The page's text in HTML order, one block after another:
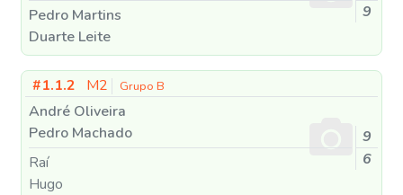
Pedro Martins
Duarte Leite
9
#1.1.2 M2 Grupo B
André Oliveira
Pedro Machado
Raí
Hugo
9
6